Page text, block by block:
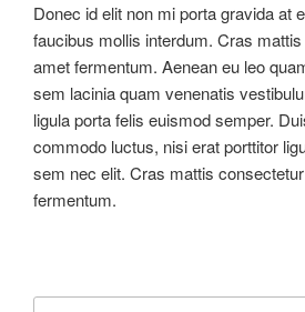
Donec id elit non mi porta gravida at
faucibus mollis interdum. Cras
amet fermentum. Aenean eu leo
sem lacinia quam venenatis
ligula porta felis euismod semper.
commodo luctus, nisi erat porttitor
sem nec elit. Cras mattis
fermentum.